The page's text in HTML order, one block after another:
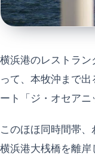
横浜港のレストラ
って、本牧沖まで
ート「ジ・オセアニ
このほほ同時間帯
横浜港大桟橋を離